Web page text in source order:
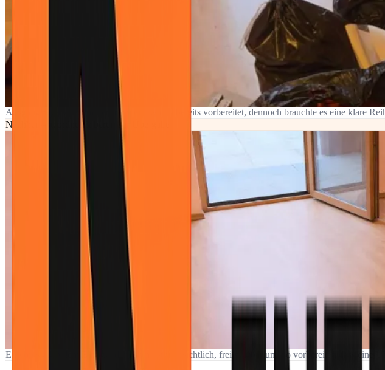
Ausgangslage vor dem Termin: Teile waren bereits vorbereitet, dennoch brauchte es eine klare
Nachher – geordnet & bereit zur Übergabe
Ergebnis nach dem Einsatz: der Raum ist übersichtlich, frei nutzbar und so vorbereitet, dass eine